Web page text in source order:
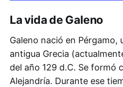
La vida de Galeno
Galeno nació en Pérgamo,
antigua Grecia
del año 129 d.C. Se formó
Alejandría. Durante ese